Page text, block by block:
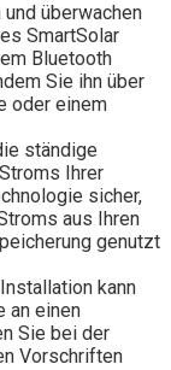
und überwachen
SmartSolar
Bluetooth
Sie ihn über
oder einem
ständige
Ihrer
sicher,
aus Ihren
genutzt
kann
an einen
Sie bei der
Vorschriften